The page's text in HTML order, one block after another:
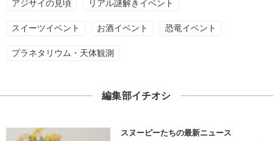
アジサイの見頃 リアル謎解きイベント
スイーツイベント お酒イベント 恐竜イベント
プラネタリウム・天体観測
編集部イチオシ
スヌーピーたちの最新ニュース